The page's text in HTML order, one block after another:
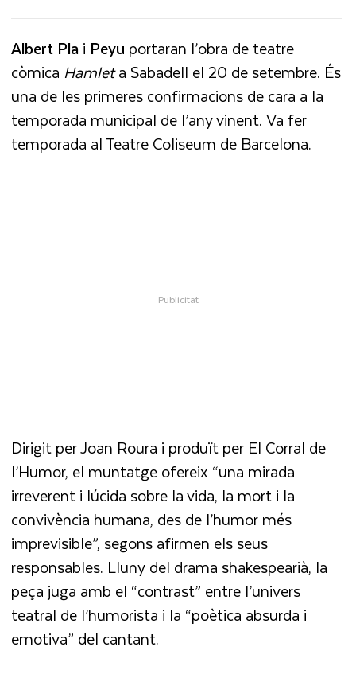
Albert Plai Peyu portaran l’obra de teatre
còmica Hamleta Sabadell el 20 de setembre. És
una de les primeres confirmacions de cara a la
temporada municipal de l’any vinent. Va fer
temporada al Teatre Coliseum de Barcelona.
Dirigit per Joan Roura i produït per El Corral de
l’Humor, el muntatge ofereix “una mirada
irreverent i lúcida sobre la vida, la mort i la
convivència humana, des de l’humor més
imprevisible”, segons afirmen els seus
responsables. Lluny del drama shakespearià, la
peça juga amb el “contrast” entre l’univers
teatral de l’humorista i la “poètica absurda i
emotiva” del cantant.